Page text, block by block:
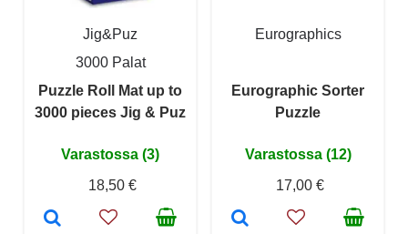
Jig&Puz
3000 Palat
Puzzle Roll Mat up to
3000 pieces Jig & Puz
Varastossa (3)
18,50 €
Eurographics
Eurographic Sorter
Puzzle
Varastossa (12)
17,00 €